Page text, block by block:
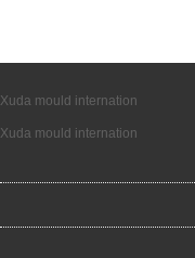
Xuda mould internation
Xuda mould internation